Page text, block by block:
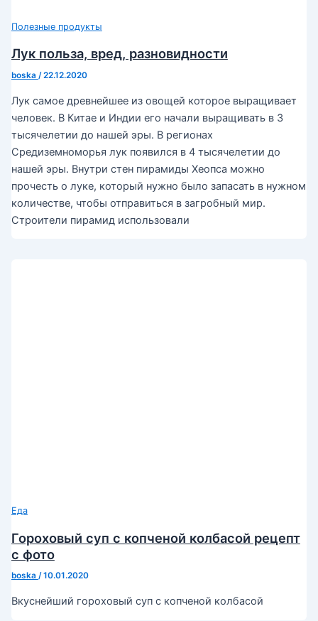
Полезные продукты
Лук польза, вред, разновидности
boska /22.12.2020
Лук самое древнейшее из овощей которое выращивает
человек. В Китае и Индии его начали выращивать в 3
тысячелетии до нашей эры. В регионах
Средиземноморья лук появился в 4 тысячелетии до
нашей эры. Внутри стен пирамиды Хеопса можно
прочесть о луке, который нужно было запасать в нужном
количестве, чтобы отправиться в загробный мир.
Строители пирамид использовали
Еда
Гороховый суп с копченой колбасой рецепт
с фото
boska /10.01.2020
Вкуснейший гороховый суп с копченой колбасой